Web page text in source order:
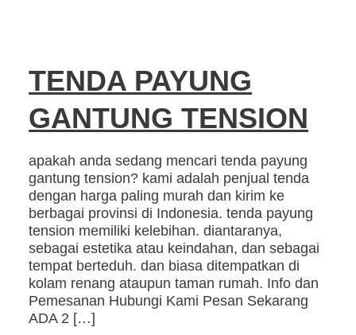
TENDA PAYUNG
GANTUNG TENSION
apakah anda sedang mencari tenda payung
gantung tension? kami adalah penjual tenda
dengan harga paling murah dan kirim ke
berbagai provinsi di Indonesia. tenda payung
tension memiliki kelebihan. diantaranya,
sebagai estetika atau keindahan, dan sebagai
tempat berteduh. dan biasa ditempatkan di
kolam renang ataupun taman rumah. Info dan
Pemesanan Hubungi Kami Pesan Sekarang
ADA 2 […]